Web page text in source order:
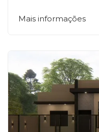
Mais informações